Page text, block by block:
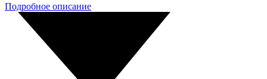
Подробное описание